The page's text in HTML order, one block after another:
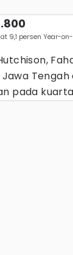
9,1 persen Year-
Tengah
pada